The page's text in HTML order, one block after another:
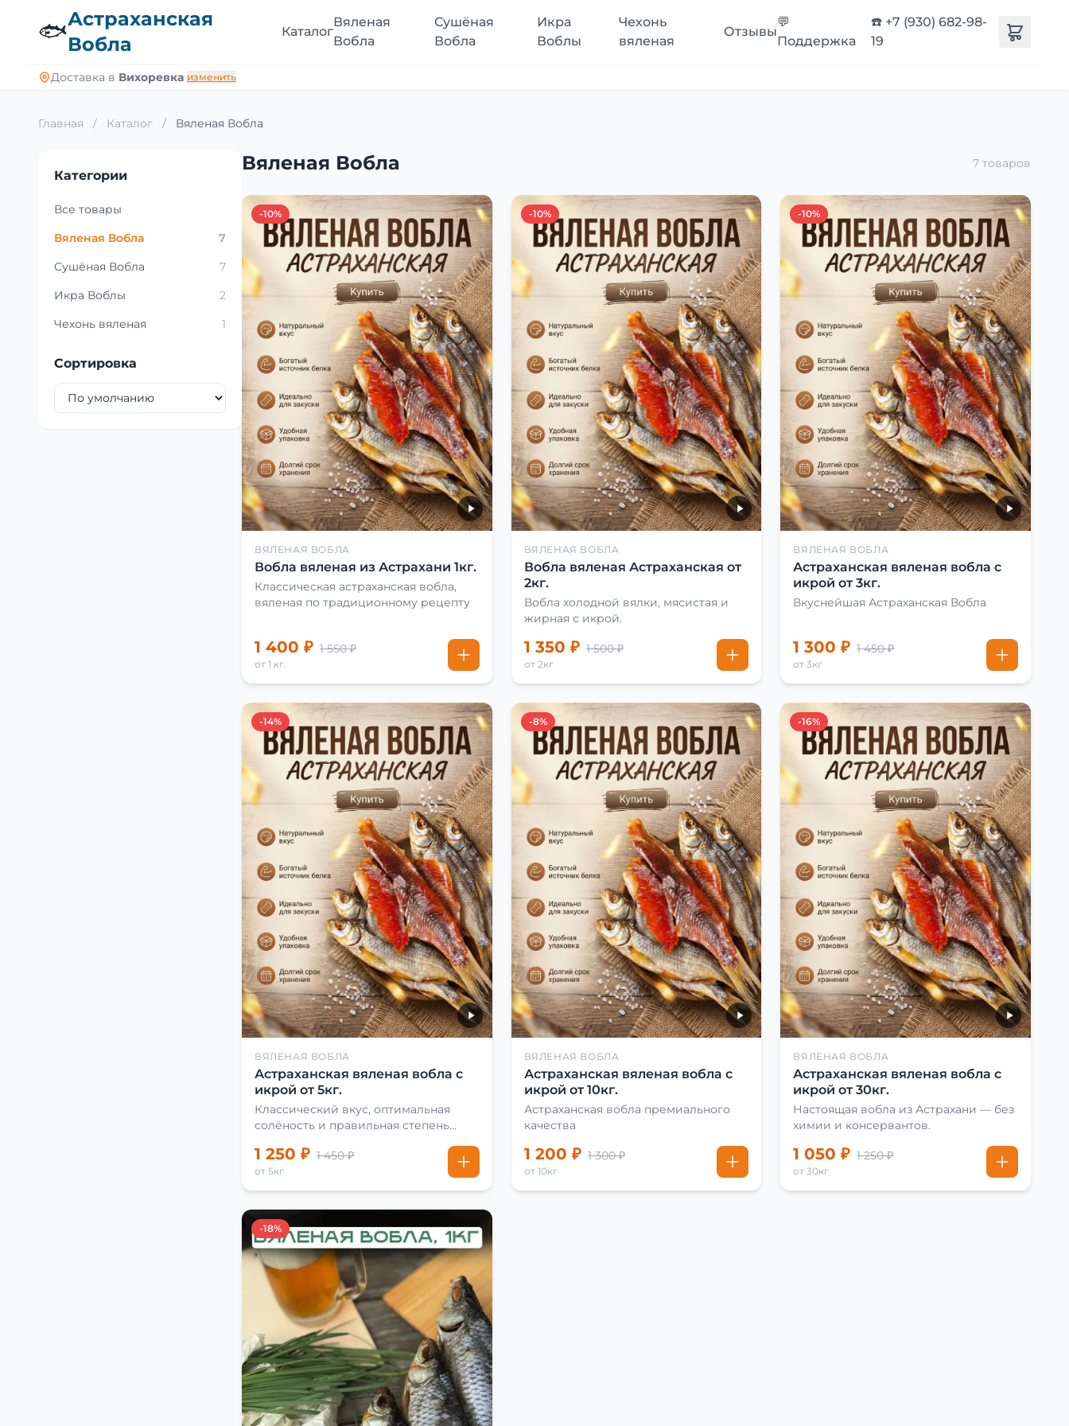
🐟Астраханская
Вобла
Каталог
Вяленая
Вобла
Сушёная
Вобла
Икра
Воблы
Чехонь
вяленая
Отзывы
💬
Поддержка
☎️ +7 (930) 682-98-
19
Доставка в Вихоревка изменить
Главная / Каталог / Вяленая Вобла
Категории
Все товары
Вяленая Вобла
7
Сушёная Вобла
7
Икра Воблы
2
Чехонь вяленая
1
Сортировка
Вяленая Вобла 7 товаров
-10%
ВЯЛЕНАЯ ВОБЛА
Вобла вяленая из Астрахани 1кг.
Классическая астраханская вобла,
вяленая по традиционному рецепту
1 400 ₽ 1 550 ₽
от 1 кг.
-10%
ВЯЛЕНАЯ ВОБЛА
Вобла вяленая Астраханская от
2кг.
Вобла холодной вялки, мясистая и
жирная с икрой.
1 350 ₽ 1 500 ₽
от 2кг
-10%
ВЯЛЕНАЯ ВОБЛА
Астраханская вяленая вобла с
икрой от 3кг.
Вкуснейшая Астраханская Вобла
1 300 ₽ 1 450 ₽
от 3кг
-14%
ВЯЛЕНАЯ ВОБЛА
Астраханская вяленая вобла с
икрой от 5кг.
Классический вкус, оптимальная
солёность и правильная степень
1 250 ₽ 1 450 ₽
от 5кг
-8%
ВЯЛЕНАЯ ВОБЛА
Астраханская вяленая вобла с
икрой от 10кг.
Астраханская вобла премиального
качества
1 200 ₽ 1 300 ₽
от 10кг
-16%
ВЯЛЕНАЯ ВОБЛА
Астраханская вяленая вобла с
икрой от 30кг.
Настоящая вобла из Астрахани — без
химии и консервантов.
1 050 ₽ 1 250 ₽
от 30кг
-18%